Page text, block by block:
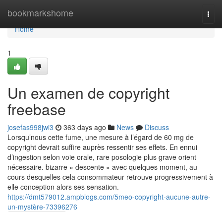
bookmarkshome
Home
Home
1
Un examen de copyright
freebase
josefas998jwi3 363 days ago News
Discuss
Lorsqu’nous cette fume, une mesure à l’égard de 60 mg de
copyright devrait suffire auprès ressentir ses effets. En ennui
d’ingestion selon voie orale, rare posologie plus grave orient
nécessaire. bizarre « descente » avec quelques moment, au
cours desquelles cela consommateur retrouve progressivement à
elle conception alors ses sensation.
https://dmt579012.ampblogs.com/5meo-copyright-aucune-autre-
un-mystère-73396276